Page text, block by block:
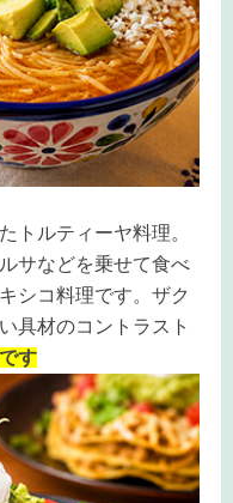
トルティーヤ料理。
サなどを乗せて食べ
シコ料理です。ザク
具材のコントラスト
す